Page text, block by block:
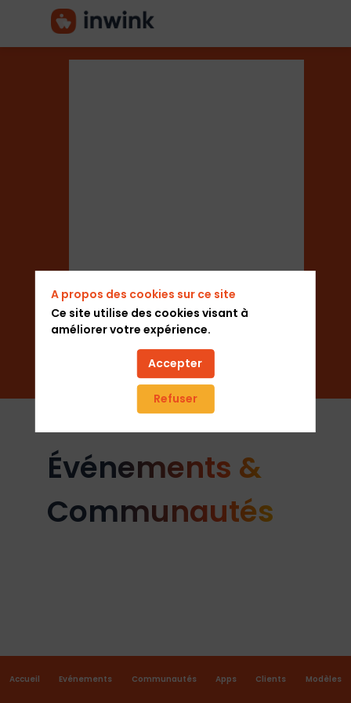
Ajouter aux favoris
Envoyer un message
Événements &
Communautés
Accueil Evénements Communautés Apps Clients Modèles
A propos des cookies sur ce site
Ce site utilise des cookies visant à
améliorer votre expérience.
Accepter
Refuser